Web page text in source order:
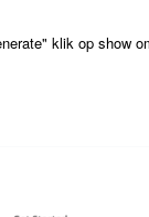
klik op show